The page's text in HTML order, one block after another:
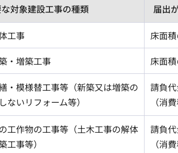
対象建設工事の種類 届出
工事 床面
・増築工事 床面
・模様替工事等（新築又は増築の
ないリフォーム等）
請負
（消
工作物の工事等（土木工事の解体
工事等）
請負
（消